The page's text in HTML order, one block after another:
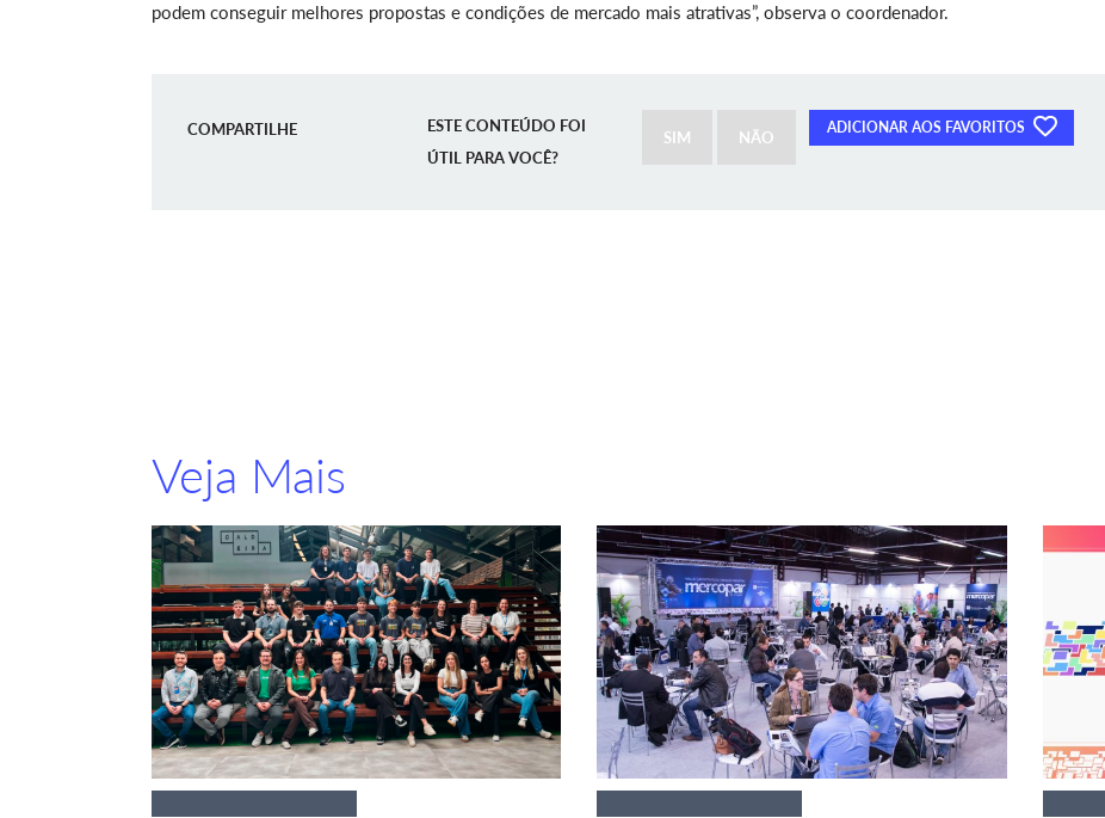
podem conseguir melhores propostas e condições de mercado mais atrativas”, observa o coordenador.
COMPARTILHE ADICIONAR AOS FAVORITOS
ESTE CONTEÚDO FOI
ÚTIL PARA VOCÊ?
SIM NÃO
Veja Mais